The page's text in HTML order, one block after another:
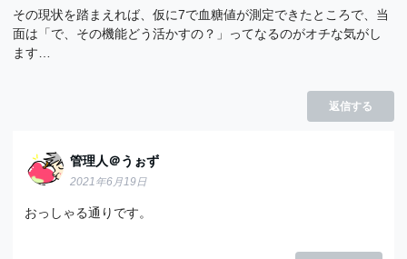
その現状を踏まえれば、仮に7で血糖値が測定できたところで、当
面は「で、その機能どう活かすの？」ってなるのがオチな気がし
ます…
返信する
管理人＠うぉず
2021年6月19日
おっしゃる通りです。